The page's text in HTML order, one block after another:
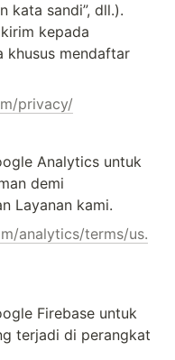
kata sandi”, dll.).
kepada
khusus mendaftar
privacy/
Analytics untuk
demi
Layanan kami.
analytics/terms/us.
Firebase untuk
terjadi di perangkat